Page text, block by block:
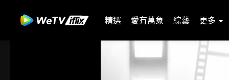
精選 愛有萬象 綜藝 更多